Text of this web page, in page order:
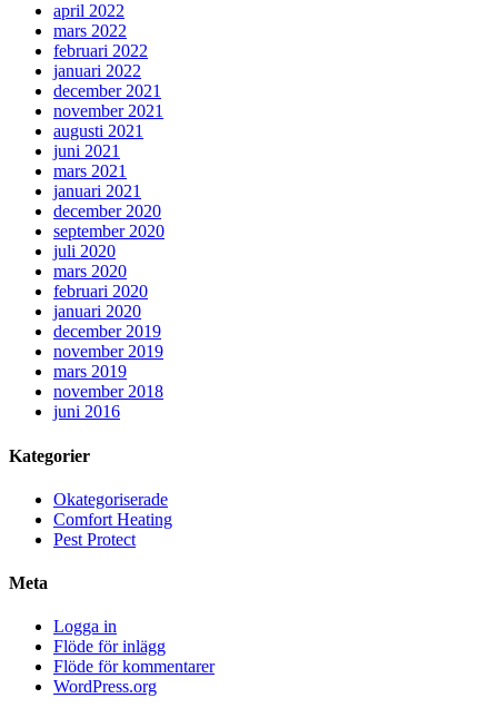
april 2022
mars 2022
februari 2022
januari 2022
december 2021
november 2021
augusti 2021
juni 2021
mars 2021
januari 2021
december 2020
september 2020
juli 2020
mars 2020
februari 2020
januari 2020
december 2019
november 2019
mars 2019
november 2018
juni 2016
Kategorier
Okategoriserade
Comfort Heating
Pest Protect
Meta
Logga in
Flöde för inlägg
Flöde för kommentarer
WordPress.org